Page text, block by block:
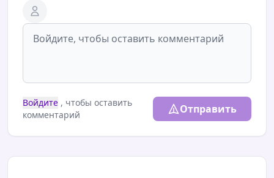
Войдите , чтобы оставить
комментарий
Отправить